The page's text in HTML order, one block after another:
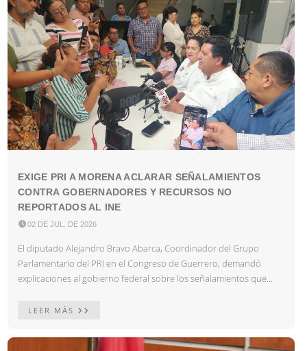
EXIGE PRI A MORENA ACLARAR SEÑALAMIENTOS
CONTRA GOBERNADORES Y RECURSOS NO
REPORTADOS AL INE
02 DE JUL. DE 2026
El diputado Alejandro Bravo Abarca, Coordinador del Grupo
Parlamentario del PRI en el Congreso de Guerrero, demandó
explicaciones al gobierno federal sobre los señalamientos que...
LEER MÁS